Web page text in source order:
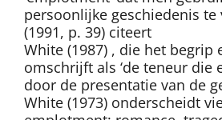
persoonlijke geschiedenis
(1991, p. 39) citeert
White (1987) , die het begrip
omschrijft als ‘de teneur die
door de presentatie van de
White (1973) onderscheidt